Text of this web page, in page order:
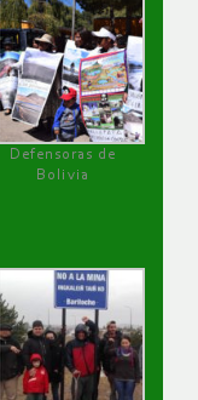
Defensoras de
Bolivia